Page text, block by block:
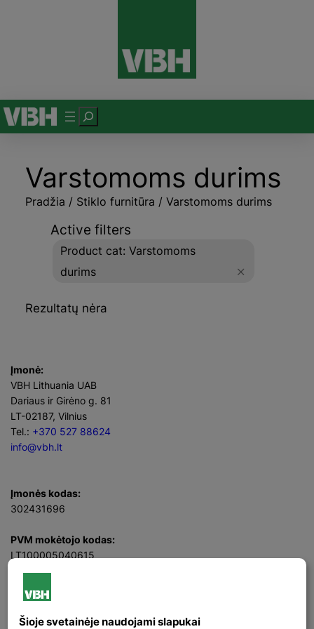
P
a
e
š
k
a
Varstomoms durims
Pradžia / Stiklo furnitūra / Varstomoms durims
Active filters
Product cat: Varstomoms
durims
Rezultatų nėra
Įmonė:
VBH Lithuania UAB
Dariaus ir Girėno g. 81
LT-02187, Vilnius
Tel.: +370 527 88624
info@vbh.lt
Įmonės kodas:
302431696
PVM mokėtojo kodas:
LT100005040615
Direktorius
Facebook
LinkedIn
Šioje svetainėje naudojami slapukai